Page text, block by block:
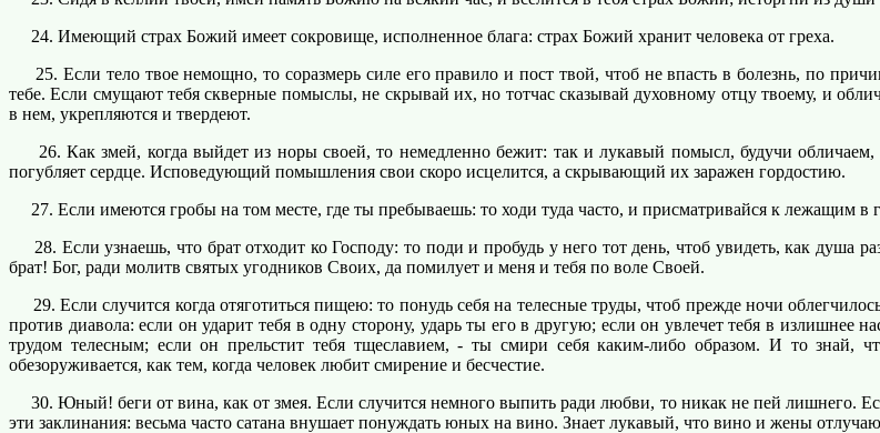
24. Имеющий страх Божий имеет сокровище, исполненное блага: страх Божий хранит человека от греха.
25. Если тело твое немощно, то соразмерь силе его правило и пост твой, чтоб не впасть в болезнь, по
тебе. Если смущают тебя скверные помыслы, не скрывай их, но тотчас сказывай духовному отцу твоему, и
в нем, укрепляются и твердеют.
26. Как змей, когда выйдет из норы своей, то немедленно бежит: так и лукавый помысл, будучи обличаем,
погубляет сердце. Исповедующий помышления свои скоро исцелится, а скрывающий их заражен гордостию.
27. Если имеются гробы на том месте, где ты пребываешь: то ходи туда часто, и присматривайся к лежащим в
28. Если узнаешь, что брат отходит ко Господу: то поди и пробудь у него тот день, чтоб увидеть, как душа
брат! Бог, ради молитв святых угодников Своих, да помилует и меня и тебя по воле Своей.
29. Если случится когда отяготиться пищею: то понудь себя на телесные труды, чтоб прежде ночи
против диавола: если он ударит тебя в одну сторону, ударь ты его в другую; если он увлечет тебя в
трудом телесным; если он прельстит тебя тщеславием, - ты смири себя каким-либо образом. И то знай,
обезоруживается, как тем, когда человек любит смирение и бесчестие.
30. Юный! беги от вина, как от змея. Если случится немного выпить ради любви, то никак не пей лишнего.
эти заклинания: весьма часто сатана внушает понуждать юных на вино. Знает лукавый, что вино и жены